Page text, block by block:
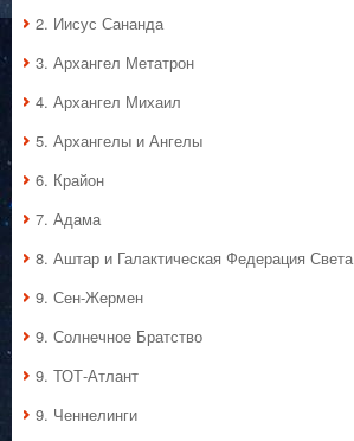
2. Иисус Сананда
3. Архангел Метатрон
4. Архангел Михаил
5. Архангелы и Ангелы
6. Крайон
7. Адама
8. Аштар и Галактическая Федерация Света
9. Сен-Жермен
9. Солнечное Братство
9. ТОТ-Атлант
9. Ченнелинги